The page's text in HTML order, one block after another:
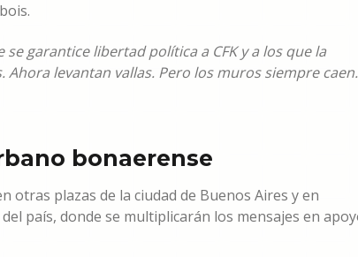
garantice libertad política a CFK y a los que la
levantan vallas. Pero los muros siempre caen.
bonaerense
otras plazas de la ciudad de Buenos Aires y en
país, donde se multiplicarán los mensajes en